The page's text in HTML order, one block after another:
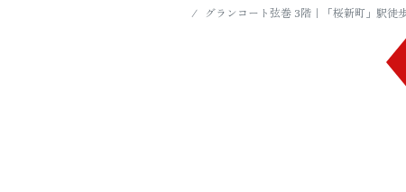
グランコート弦巻 3階｜「桜新町」駅